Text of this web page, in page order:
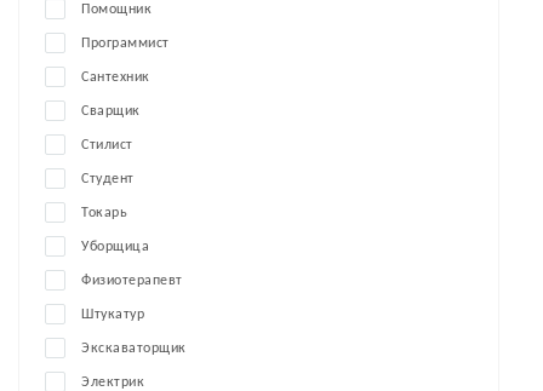
Помощник
Программист
Сантехник
Сварщик
Стилист
Студент
Токарь
Уборщица
Физиотерапевт
Штукатур
Экскаваторщик
Электрик